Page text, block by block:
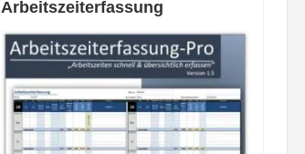
Arbeitszeiterfassung